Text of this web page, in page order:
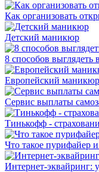
Как организовать
Детский маникюр
8 способов выглядеть
Европейский маникюр
Сервис выплаты
Тинькофф -
Что такое пурифайер
Интернет-эквайринг: